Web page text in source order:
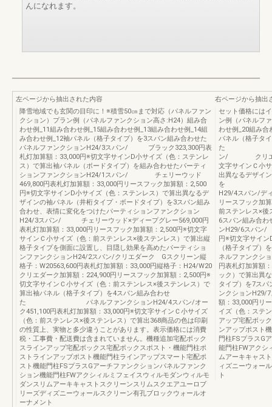
んになれます。
左ページから抽出された内容
降雪地域でも玄関の目印に！※積雪50㎝まで対応（パネルファン
クション）プラン例（パネルファンクション高さ:H24）組み合
わせ例_11組み合わせ例_15組み合わせ例_13組み合わせ例_14組
み合わせ例_12袖パネル（格子タイプ）を3スパン組み合わせた
パネルファンクションH24/3スパン/ ブラック323,300円表
札灯加算額：33,000円※切文字サインD小サイズ（色：ステンレ
ス）で算出袖パネル（ボードタイプ）を組み合わせたパーティ
ションファンクションH24/1スパン/ チェリーウッド
469,800円表札灯加算額：33,000円リースフック加算額：2,500
円※切文字サインD小サイズ（色：ステンレス）で算出異なるデ
ザインの袖パネル（井桁タイプ・ボードタイプ）を3スパン組み
合わせ、表情に変化をつけたパーティションファンクション
H24/3スパン/ チェリーウッド×ディープグレー569,000円
表札灯加算額：33,000円リースフック加算額：2,500円※切文字
サインＣ小サイズ（色：前ステンレス×後ステンレス）で算出縦
格子タイプを側面に設置し、目隠し効果を高めたパーティショ
ンファンクションH24/2スパン/クリエダーク Gスクリーン縦
格子：W20563,600円表札灯加算額：33,000円縦格子：H24/W20
クリエダーク加算額：224,900円リースフック加算額：2,500円※
切文字サインＣ小サイズ（色：前ステンレス×後ステンレス）で
算出袖パネル（格子タイプ）を4スパン組み合わせ
た パネルファンクションH24/4スパン/オー
ク451,100円表札灯加算額：33,000円※切文字サインＣ小サイズ
（色：前ステンレス×後ステンレス）で算出368商品の色は印刷
の性質上、実物と多少違うことがあります。表示価格には消費
税・工事費・配送費は含まれていません。機種追加宅配ボック
スラインアップ宅配ボックス宅配ボックスポスト・機能門柱ポ
ストラインアップポスト機能門柱ラインアップスマート宅配ポ
スト機能門柱FSプラスGアーチファンクションパネルファンク
ション機能門柱FWアクシィルミフェイスウィルモダンウィルモ
ダンスリムアーキキャストスクリーンスリムスクエアユーロブ
リーズディズニーウォールスクリーン有孔ブロックウォールオ
ーナメント
右ページから抽出
セット価格には
ン例（パネルフ
わせ例_20組み合
パネル（格子タ
た パネル
ン/ クリエダー
文字サインＣ小
出異なるデザイ
を 4スパン
H29/4スパン/デ
リースフック加
前ステンレス×後
6スパン組
ンH29/6スパン
円※切文字サイン
（格子タ
ネルファンク
円表札灯加算額
ック）で算出異
タイプ）を7ス
ンクション
額：33,000円リ
イズ（色：ステ
アップ宅配ボッ
ンアップポスト
門柱FSプラスG
能門柱FWアクシ
ムアーキキャス
ィズニーウォー
ト